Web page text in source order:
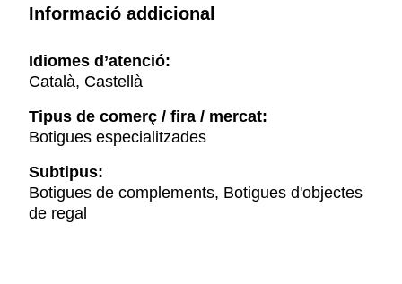
Informació addicional
Idiomes d’atenció:
Català, Castellà
Tipus de comerç / fira / mercat:
Botigues especialitzades
Subtipus:
Botigues de complements, Botigues d'objectes
de regal